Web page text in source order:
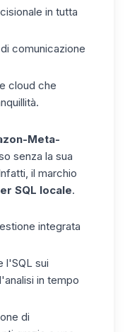
in tutta
comunicazione
cloud che
Meta-
senza la sua
il marchio
SQL locale.
integrata
l'SQL sui
in tempo
di